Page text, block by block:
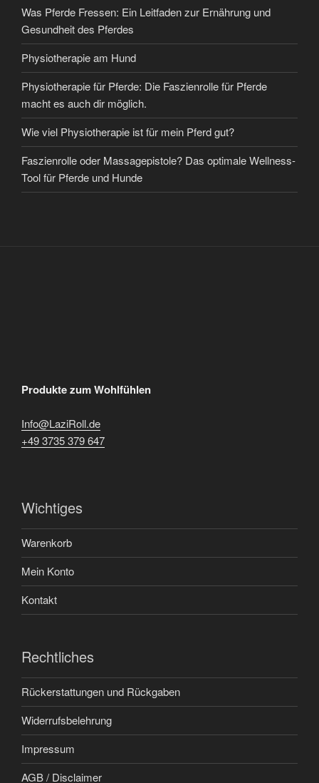
Was Pferde Fressen: Ein Leitfaden zur Ernährung und
Gesundheit des Pferdes
Physiotherapie am Hund
Physiotherapie für Pferde: Die Faszienrolle für Pferde
macht es auch dir möglich.
Wie viel Physiotherapie ist für mein Pferd gut?
Faszienrolle oder Massagepistole? Das optimale Wellness-
Tool für Pferde und Hunde
Produkte zum Wohlfühlen
Info@LaziRoll.de
+49 3735 379 647
Wichtiges
Warenkorb
Mein Konto
Kontakt
Rechtliches
Rückerstattungen und Rückgaben
Widerrufsbelehrung
Impressum
AGB / Disclaimer